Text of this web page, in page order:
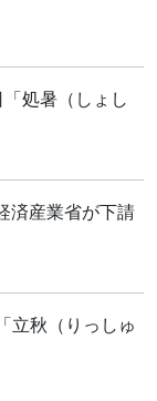
処暑（しょし
済産業省が下請
秋（りっしゅ